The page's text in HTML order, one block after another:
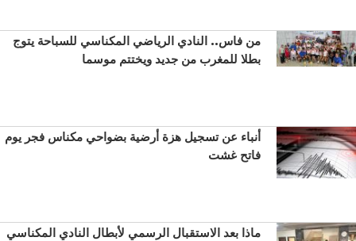
من فاس.. النادي الرياضي المكناسي للسباحة يتوج
بطلا للمغرب من جديد ويختتم موسما
أنباء عن تسجيل هزة أرضية بضواحي مكناس فجر يوم
فاتح غشت
ماذا بعد الاستقبال الرسمي لأبطال النادي المكناسي